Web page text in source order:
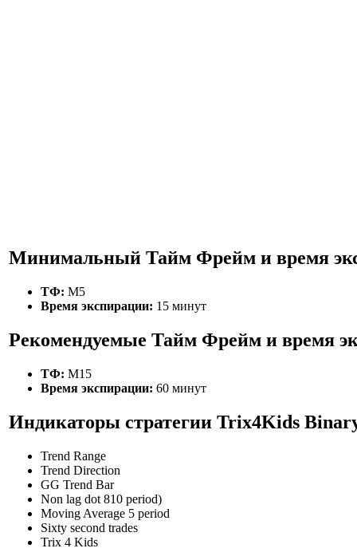
Минимальный Тайм Фрейм и время
ТФ: М5
Время экспирации: 15 минут
Рекомендуемые Тайм Фрейм и время
ТФ: М15
Время экспирации: 60 минут
Индикаторы стратегии Trix4Kids
Trend Range
Trend Direction
GG Trend Bar
Non lag dot 810 period)
Moving Average 5 period
Sixty second trades
Trix 4 Kids